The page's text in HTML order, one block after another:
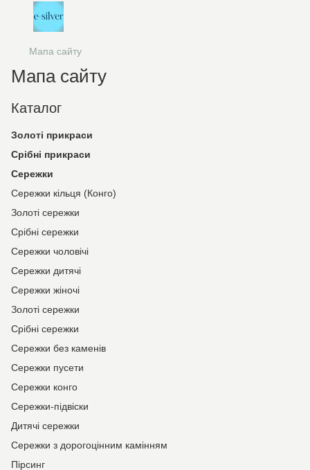
Мапа сайту
Мапа сайту
Каталог
Золоті прикраси
Срібні прикраси
Сережки
Сережки кільця (Конго)
Золоті сережки
Срібні сережки
Сережки чоловічі
Сережки дитячі
Сережки жіночі
Золоті сережки
Срібні сережки
Сережки без каменів
Сережки пусети
Сережки конго
Сережки-підвіски
Дитячі сережки
Сережки з дорогоцінним камінням
Пірсинг